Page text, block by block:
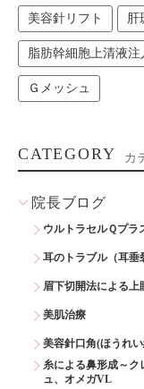
美容針リフト 肝
脂肪幹細胞上清液注
Ｇメッシュ
CATEGORY カ
院長ブログ
ウルトラセルＱプラ
耳のトラブル（耳垂
眉下切開法による上
美肌治療
美容針口角(ほうれ
糸による鼻形成～
ュ、オメガVL